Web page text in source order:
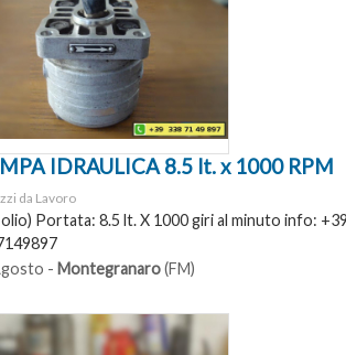
IDRAULICA 8.5 lt. x 1000 RPM
da Lavoro
Portata: 8.5 lt. X 1000 giri al minuto info: +39
- Montegranaro(FM)